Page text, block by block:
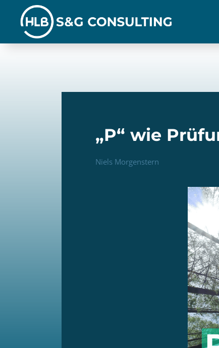
Inhalt
springen
„P“ wie
Niels Morgenstern